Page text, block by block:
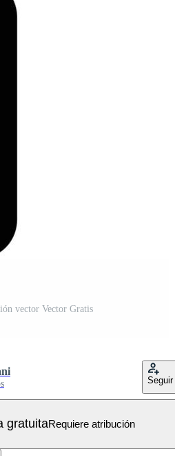
vector Vector Gratis
Seguir
gratuitaRequiere atribución